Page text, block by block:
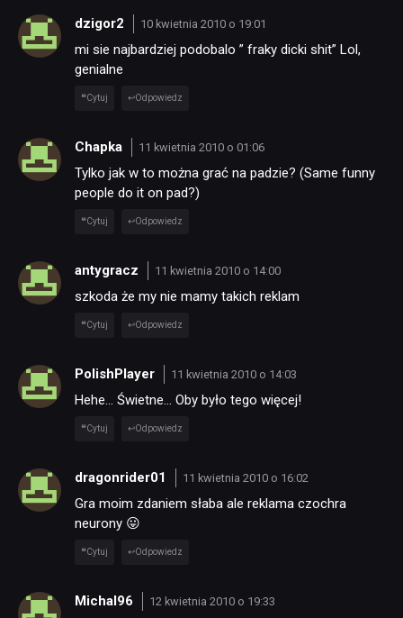
dzigor2 10 kwietnia 2010 o 19:01
mi sie najbardziej podobalo ” fraky dicki shit” Lol,
genialne
Cytuj Odpowiedz
Chapka 11 kwietnia 2010 o 01:06
Tylko jak w to można grać na padzie? (Same funny
people do it on pad?)
Cytuj Odpowiedz
antygracz 11 kwietnia 2010 o 14:00
szkoda że my nie mamy takich reklam
Cytuj Odpowiedz
PolishPlayer 11 kwietnia 2010 o 14:03
Hehe… Świetne… Oby było tego więcej!
Cytuj Odpowiedz
dragonrider01 11 kwietnia 2010 o 16:02
Gra moim zdaniem słaba ale reklama czochra
neurony 😛
Cytuj Odpowiedz
Michal96 12 kwietnia 2010 o 19:33